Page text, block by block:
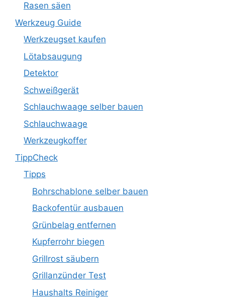
Rasen säen
Werkzeug Guide
Werkzeugset kaufen
Lötabsaugung
Detektor
Schweißgerät
Schlauchwaage selber bauen
Schlauchwaage
Werkzeugkoffer
TippCheck
Tipps
Bohrschablone selber bauen
Backofentür ausbauen
Grünbelag entfernen
Kupferrohr biegen
Grillrost säubern
Grillanzünder Test
Haushalts Reiniger